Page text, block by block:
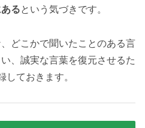
るという気づきです。
どこかで聞いたことのある言
、誠実な言葉を復元させるた
しておきます。